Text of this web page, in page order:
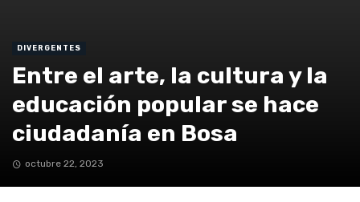
DIVERGENTES
Entre el arte, la cultura y la
educación popular se hace
ciudadanía en Bosa
octubre 22, 2023